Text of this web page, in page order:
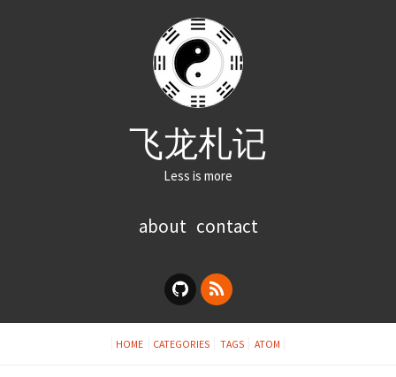
飞龙札记
Less is more
about contact
HOME CATEGORIES TAGS ATOM